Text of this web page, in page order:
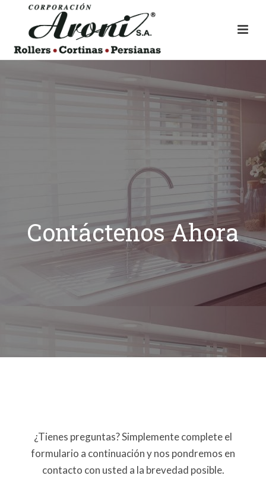
Contáctenos Ahora
¿Tienes preguntas? Simplemente complete el
formulario a continuación y nos pondremos en
contacto con usted a la brevedad posible.